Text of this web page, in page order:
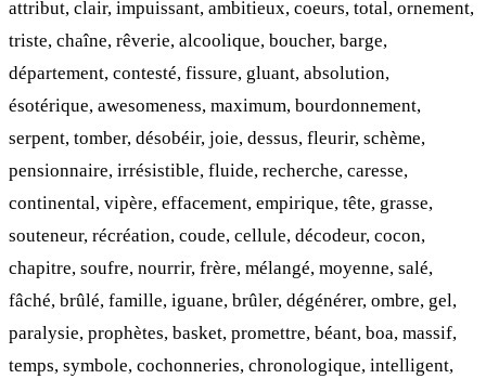
attribut, clair, impuissant, ambitieux, coeurs, total, ornement,
triste, chaîne, rêverie, alcoolique, boucher, barge,
département, contesté, fissure, gluant, absolution,
ésotérique, awesomeness, maximum, bourdonnement,
serpent, tomber, désobéir, joie, dessus, fleurir, schème,
pensionnaire, irrésistible, fluide, recherche, caresse,
continental, vipère, effacement, empirique, tête, grasse,
souteneur, récréation, coude, cellule, décodeur, cocon,
chapitre, soufre, nourrir, frère, mélangé, moyenne, salé,
fâché, brûlé, famille, iguane, brûler, dégénérer, ombre, gel,
paralysie, prophètes, basket, promettre, béant, boa, massif,
temps, symbole, cochonneries, chronologique, intelligent,